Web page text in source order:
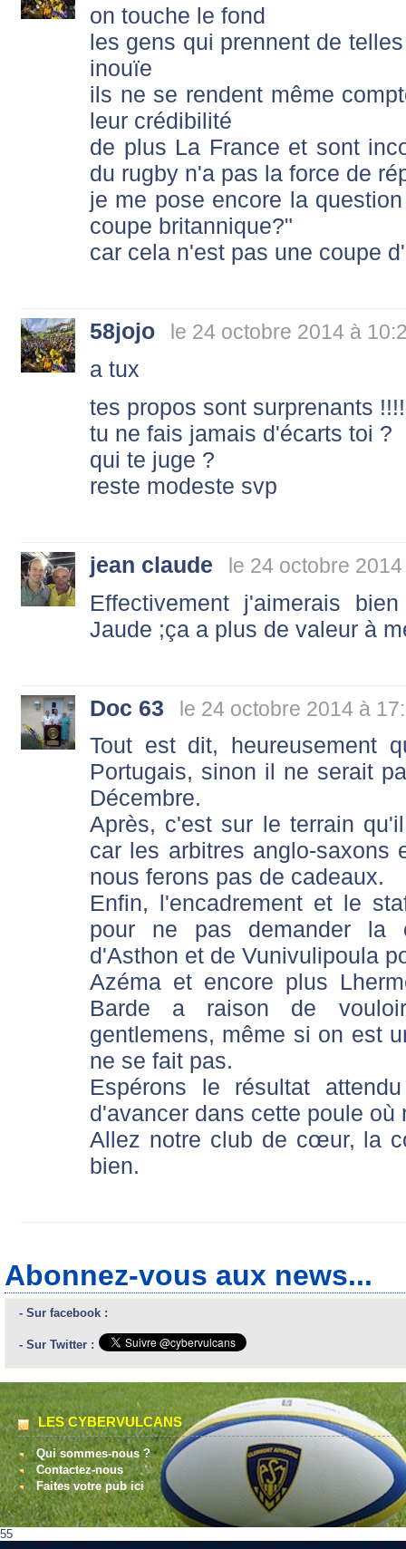
on touche le fond
les gens qui prennent de
inouïe
ils ne se rendent même
leur crédibilité
de plus La France et sont
du rugby n'a pas la force de
je me pose encore la
coupe britannique?"
car cela n'est pas une coupe
58jojo le 24 octobre 2014 à
a tux
tes propos sont surprenants
tu ne fais jamais d'écarts toi ?
qui te juge ?
reste modeste svp
jean claude le 24 octobre
Effectivement j'aimerais
Jaude ;ça a plus de valeur à
Doc 63 le 24 octobre 2014 à
Tout est dit, heureusement
Portugais, sinon il ne serait
Décembre.
Après, c'est sur le terrain
car les arbitres anglo-saxons
nous ferons pas de cadeaux.
Enfin, l'encadrement et le
pour ne pas demander la
d'Asthon et de Vunivulipoula
Azéma et encore plus
Barde a raison de
gentlemens, même si on est
ne se fait pas.
Espérons le résultat
d'avancer dans cette poule où
Allez notre club de cœur, la
bien.
Abonnez-vous aux news...
- Sur facebook :
- Sur Twitter :
LES CYBERVULCANS
Qui sommes-nous ?
Contactez-nous
Faites votre pub ici
55